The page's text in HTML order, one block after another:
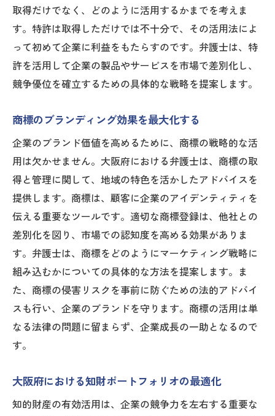
取得だけでなく、どのように活用するかまでを考えま
す。特許は取得しただけでは不十分で、その活用法によ
って初めて企業に利益をもたらすのです。弁護士は、特
許を活用して企業の製品やサービスを市場で差別化し、
競争優位を確立するための具体的な戦略を提案します。
商標のブランディング効果を最大化する
企業のブランド価値を高めるために、商標の戦略的な活
用は欠かせません。大阪府における弁護士は、商標の取
得と管理に関して、地域の特色を活かしたアドバイスを
提供します。商標は、顧客に企業のアイデンティティを
伝える重要なツールです。適切な商標登録は、他社との
差別化を図り、市場での認知度を高める効果がありま
す。弁護士は、商標をどのようにマーケティング戦略に
組み込むかについての具体的な方法を提案します。ま
た、商標の侵害リスクを事前に防ぐための法的アドバイ
スも行い、企業のブランドを守ります。商標の活用は単
なる法律の問題に留まらず、企業成長の一助となるので
す。
大阪府における知財ポートフォリオの最適化
知的財産の有効活用は、企業の競争力を左右する重要な